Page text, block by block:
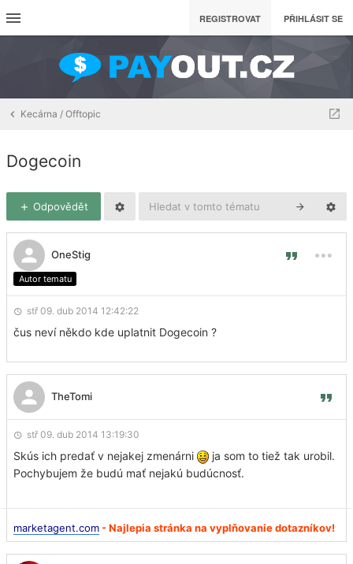
REGISTROVAT PŘIHLÁSIT SE
Kecárna / Offtopic
Dogecoin
Odpovědět
OneStig
Autor tematu
stř 09. dub 2014 12:42:22
čus neví někdo kde uplatnit Dogecoin ?
TheTomi
stř 09. dub 2014 13:19:30
Skús ich predať v nejakej zmenárni
ja som to tiež tak urobil.
Pochybujem že budú mať nejakú budúcnosť.
marketagent.com- Najlepia stránka na vyplňovanie dotazníkov!